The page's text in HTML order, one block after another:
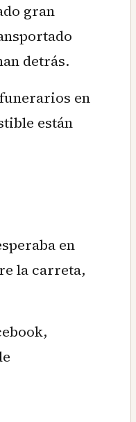
gran
detrás.
en
están
en
la carreta,